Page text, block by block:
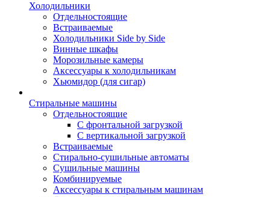
Холодильники
Отдельностоящие
Встраиваемые
Холодильники Side by Side
Винные шкафы
Морозильные камеры
Аксессуары к холодильникам
Хьюмидор (для сигар)
Стиральные машины
Отдельностоящие
С фронтальной загрузкой
С вертикальной загрузкой
Встраиваемые
Стирально-сушильные автоматы
Сушильные машины
Комбинируемые
Аксессуары к стиральным машинам